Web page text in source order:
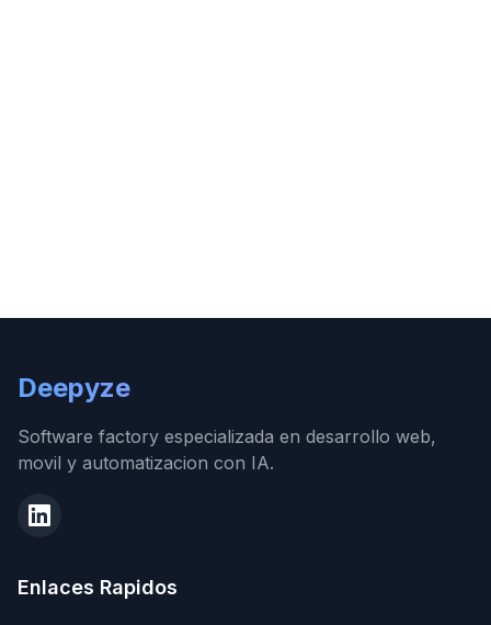
Deepyze
Software factory especializada en desarrollo web,
movil y automatizacion con IA.
Enlaces Rapidos